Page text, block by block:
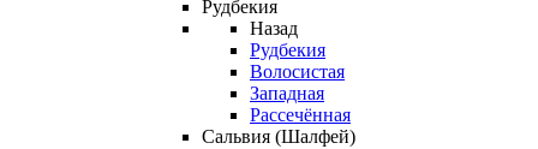
Рудбекия
Назад
Рудбекия
Волосистая
Западная
Рассечённая
Сальвия (Шалфей)